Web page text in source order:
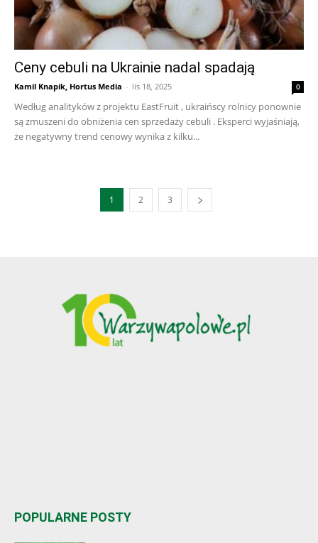
Ceny cebuli na Ukrainie nadal spadają
Kamil Knapik, Hortus Media - lis 18, 2025 0
Według analityków z projektu EastFruit , ukraińscy rolnicy ponownie
są zmuszeni do obniżenia cen sprzedaży cebuli . Eksperci wyjaśniają,
że negatywny trend cenowy wynika z kilku...
1 2 3
POPULARNE POSTY